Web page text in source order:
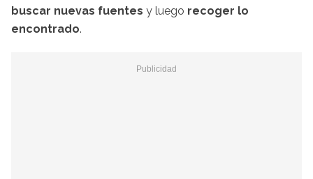
buscar nuevas fuentes y luego recoger lo
encontrado.